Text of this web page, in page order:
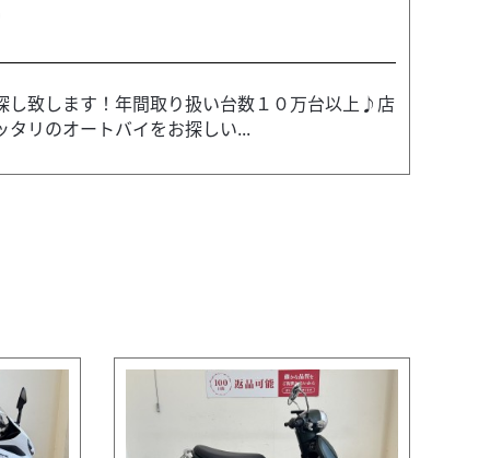
致します！年間取り扱い台数１０万台以上♪店
リのオートバイをお探しい...